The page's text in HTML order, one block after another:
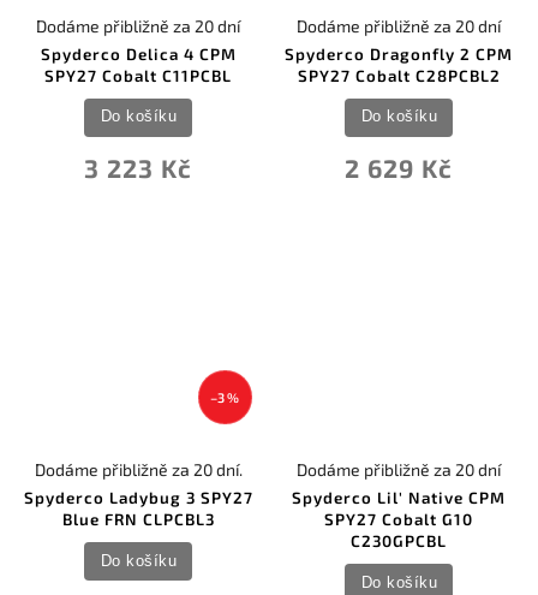
Spyderco Delica 4 CPM
SPY27 Cobalt C11PCBL
Dodáme přibližně za 20 dní
3 223 Kč
Do košíku
Spyderco Dragonfly 2 CPM
SPY27 Cobalt C28PCBL2
Dodáme přibližně za 20 dní
2 629 Kč
Do košíku
–3 %
Spyderco Ladybug 3 SPY27
Blue FRN CLPCBL3
Dodáme přibližně za 20 dní.
Do košíku
Spyderco Lil' Native CPM
SPY27 Cobalt G10
C230GPCBL
Dodáme přibližně za 20 dní
Do košíku